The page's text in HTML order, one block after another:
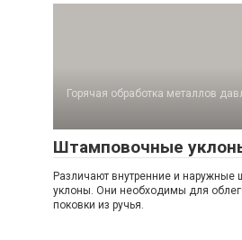
Горячая обработка металлов
Штамповочные
Различают внутренние и
уклоны. Они необходимы для
поковки из ручья.